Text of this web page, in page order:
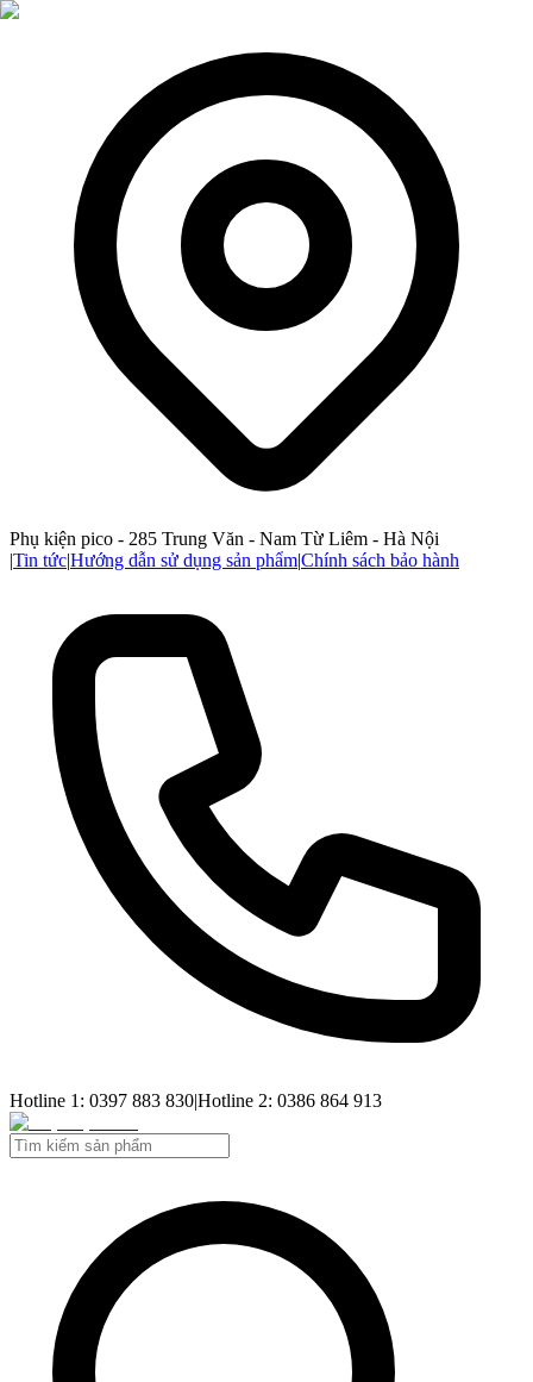
Phụ kiện pico - 285 Trung Văn - Nam Từ Liêm - Hà Nội
|Tin tức|Hướng dẫn sử dụng sản phẩm|Chính sách bảo hành
Hotline 1: 0397 883 830|Hotline 2: 0386 864 913